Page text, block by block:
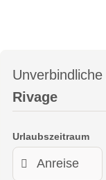
Rivage
Urlaubszeitraum